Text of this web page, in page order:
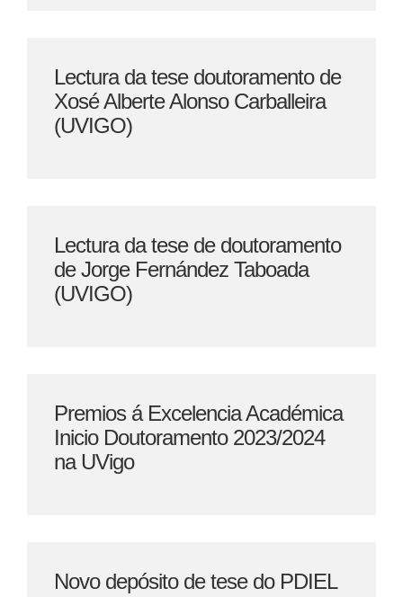
Lectura da tese doutoramento de
Xosé Alberte Alonso Carballeira
(UVIGO)
Lectura da tese de doutoramento
de Jorge Fernández Taboada
(UVIGO)
Premios á Excelencia Académica
Inicio Doutoramento 2023/2024
na UVigo
Novo depósito de tese do PDIEL